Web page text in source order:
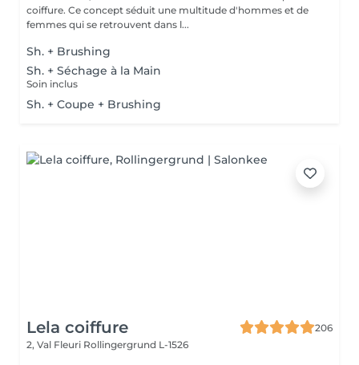
coiffure. Ce concept séduit une multitude d'hommes et de
femmes qui se retrouvent dans l...
Sh. + Brushing
Sh. + Séchage à la Main
Soin inclus
Sh. + Coupe + Brushing
Lela coiffure
206
2, Val Fleuri Rollingergrund L-1526